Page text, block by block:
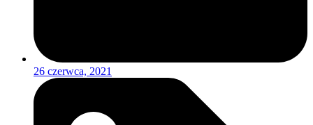
26 czerwca, 2021